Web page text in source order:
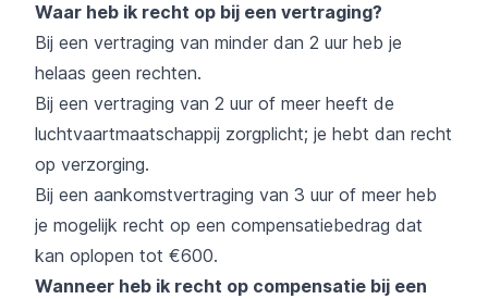
Waar heb ik recht op bij een vertraging?
Bij een vertraging van minder dan 2 uur heb je
helaas geen rechten.
Bij een vertraging van 2 uur of meer heeft de
luchtvaartmaatschappij zorgplicht; je hebt dan recht
op verzorging.
Bij een aankomstvertraging van 3 uur of meer heb
je mogelijk recht op een compensatiebedrag dat
kan oplopen tot €600.
Wanneer heb ik recht op compensatie bij een